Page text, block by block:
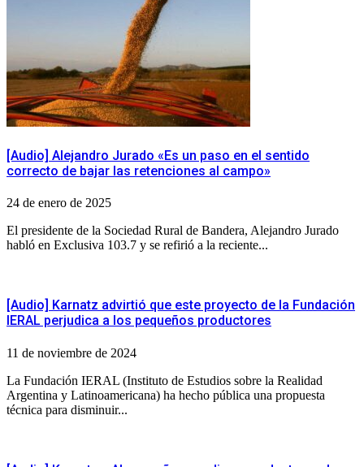
[Audio] Alejandro Jurado «Es un paso en el sentido
correcto de bajar las retenciones al campo»
24 de enero de 2025
El presidente de la Sociedad Rural de Bandera, Alejandro Jurado
habló en Exclusiva 103.7 y se refirió a la reciente...
[Audio] Karnatz advirtió que este proyecto de la Fundación
IERAL perjudica a los pequeños productores
11 de noviembre de 2024
La Fundación IERAL (Instituto de Estudios sobre la Realidad
Argentina y Latinoamericana) ha hecho pública una propuesta
técnica para disminuir...